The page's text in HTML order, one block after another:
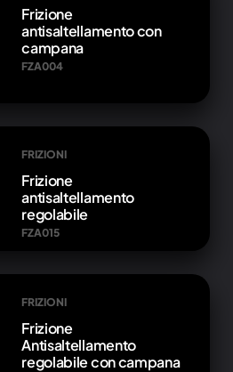
Frizione
antisaltellamento con
campana
FZA004
FRIZIONI
Frizione
antisaltellamento
regolabile
FZA015
FRIZIONI
Frizione
Antisaltellamento
regolabile con campana